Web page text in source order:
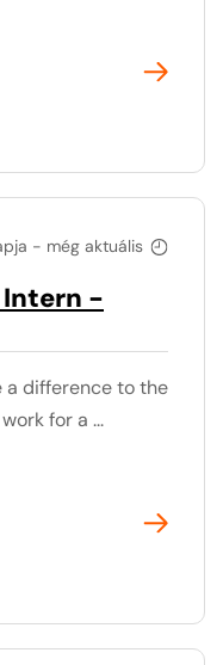
- még aktuális
-
a difference to the
for a ...